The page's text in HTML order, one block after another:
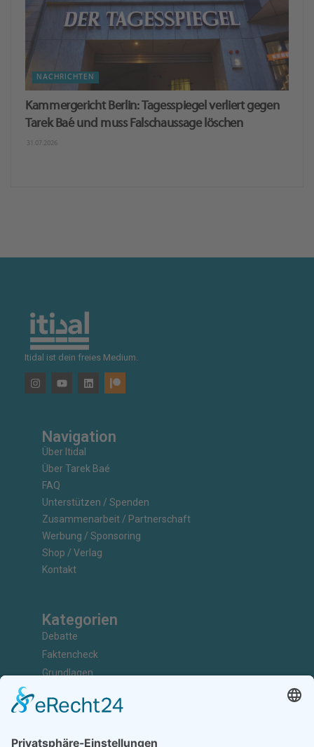
NACHRICHTEN
Kammergericht Berlin: Tagesspiegel verliert gegen
Tarek Baé und muss Falschaussage löschen
31.07.2026
Itidal ist dein freies Medium.
Navigation
Über Itidal
Über Tarek Baé
FAQ
Unterstützen / Spenden
Zusammenarbeit / Partnerschaft
Werbung / Sponsoring
Shop / Verlag
Kontakt
Kategorien
Debatte
Faktencheck
Grundlagen
Kunst & Kultur